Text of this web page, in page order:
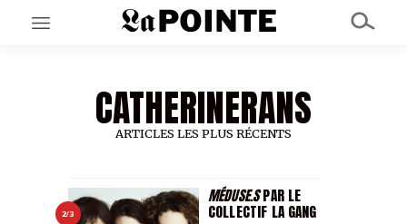
EN CE MOMENT
GRAND ANGLE
AU LARGE
CATHERINERANS
ARTICLES LES PLUS RÉCENTS
2/3
MÉDUSE.SPAR LE
COLLECTIF LA GANG